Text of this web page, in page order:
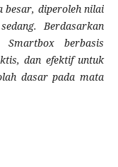
besar, diperoleh nilai
Berdasarkan
berbasis
dan efektif untuk
dasar pada mata